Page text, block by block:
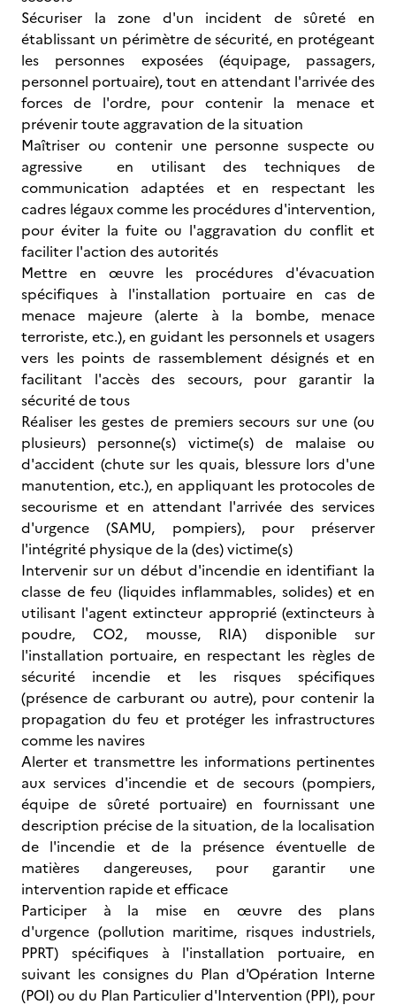
Sécuriser la zone d'un incident de sûreté en
établissant un périmètre de sécurité, en protégeant
les personnes exposées (équipage, passagers,
personnel portuaire), tout en attendant l'arrivée des
forces de l'ordre, pour contenir la menace et
prévenir toute aggravation de la situation
Maîtriser ou contenir une personne suspecte ou
agressive en utilisant des techniques de
communication adaptées et en respectant les
cadres légaux comme les procédures d'intervention,
pour éviter la fuite ou l'aggravation du conflit et
faciliter l'action des autorités
Mettre en œuvre les procédures d'évacuation
spécifiques à l'installation portuaire en cas de
menace majeure (alerte à la bombe, menace
terroriste, etc.), en guidant les personnels et usagers
vers les points de rassemblement désignés et en
facilitant l'accès des secours, pour garantir la
sécurité de tous
Réaliser les gestes de premiers secours sur une (ou
plusieurs) personne(s) victime(s) de malaise ou
d'accident (chute sur les quais, blessure lors d'une
manutention, etc.), en appliquant les protocoles de
secourisme et en attendant l'arrivée des services
d'urgence (SAMU, pompiers), pour préserver
l'intégrité physique de la (des) victime(s)
Intervenir sur un début d'incendie en identifiant la
classe de feu (liquides inflammables, solides) et en
utilisant l'agent extincteur approprié (extincteurs à
poudre, CO2, mousse, RIA) disponible sur
l'installation portuaire, en respectant les règles de
sécurité incendie et les risques spécifiques
(présence de carburant ou autre), pour contenir la
propagation du feu et protéger les infrastructures
comme les navires
Alerter et transmettre les informations pertinentes
aux services d'incendie et de secours (pompiers,
équipe de sûreté portuaire) en fournissant une
description précise de la situation, de la localisation
de l'incendie et de la présence éventuelle de
matières dangereuses, pour garantir une
intervention rapide et efficace
Participer à la mise en œuvre des plans
d'urgence (pollution maritime, risques industriels,
PPRT) spécifiques à l'installation portuaire, en
suivant les consignes du Plan d'Opération Interne
(POI) ou du Plan Particulier d'Intervention (PPI), pour